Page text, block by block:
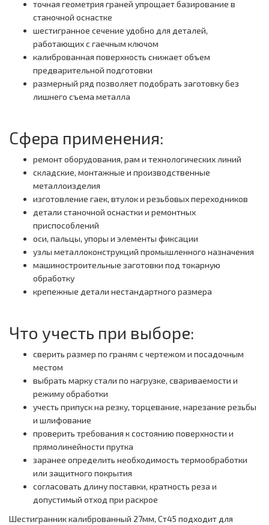
точная геометрия граней упрощает базирование в
станочной оснастке
шестигранное сечение удобно для деталей,
работающих с гаечным ключом
калиброванная поверхность снижает объем
предварительной подготовки
размерный ряд позволяет подобрать заготовку без
лишнего съема металла
Сфера применения:
ремонт оборудования, рам и технологических линий
складские, монтажные и производственные
металлоизделия
изготовление гаек, втулок и резьбовых переходников
детали станочной оснастки и ремонтных
приспособлений
оси, пальцы, упоры и элементы фиксации
узлы металлоконструкций промышленного назначения
машиностроительные заготовки под токарную
обработку
крепежные детали нестандартного размера
Что учесть при выборе:
сверить размер по граням с чертежом и посадочным
местом
выбрать марку стали по нагрузке, свариваемости и
режиму обработки
учесть припуск на резку, торцевание, нарезание резьбы
и шлифование
проверить требования к состоянию поверхности и
прямолинейности прутка
заранее определить необходимость термообработки
или защитного покрытия
согласовать длину поставки, кратность реза и
допустимый отход при раскрое
Шестигранник калиброванный 27мм, Ст45 подходит для